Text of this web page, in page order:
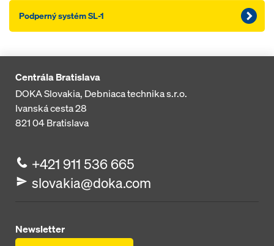
Podperný systém SL-1
Centrála Bratislava
DOKA Slovakia, Debniaca technika s.r.o.
Ivanská cesta 28
821 04Bratislava
+421 911 536 665
slovakia@doka.com
Newsletter